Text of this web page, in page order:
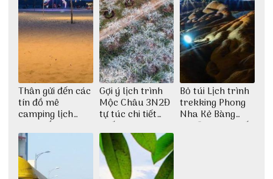
Thân gửi đến các
tín đồ mê
camping lịch
trình cắm trại
Huế tự túc 2N1Đ
chi tiết nhất
Gợi ý lịch trình
Mộc Châu 3N2Đ
tự túc chi tiết
nhất
Bỏ túi Lịch trình
trekking Phong
Nha Kẻ Bàng
3N2Đ cực chi tiết